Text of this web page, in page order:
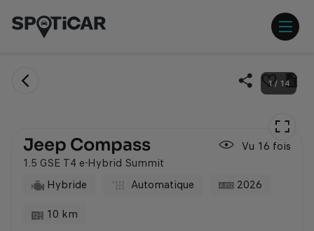
contenu
pied
le
Envoi
lien
Ajouter
véhicule
ma
1/ 14
Vu 16 fois
Jeep Compass
1.5 GSE T4 e-Hybrid Summit
Hybride
Automatique
2026
10 km